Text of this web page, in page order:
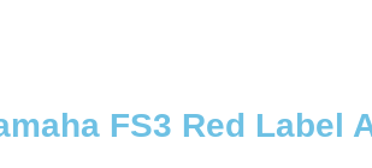
FS3 Red Label